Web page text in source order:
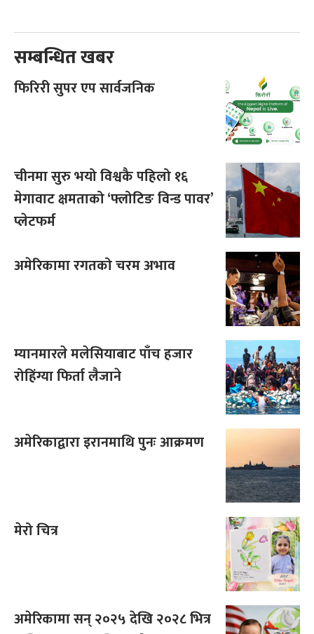
सम्बन्धित खबर
फिरिरी सुपर एप सार्वजनिक
चीनमा सुरु भयो विश्वकै पहिलो १६
मेगावाट क्षमताको ‘फ्लोटिङ विन्ड पावर’
प्लेटफर्म
अमेरिकामा रगतको चरम अभाव
म्यानमारले मलेसियाबाट पाँच हजार
रोहिंग्या फिर्ता लैजाने
अमेरिकाद्वारा इरानमाथि पुनः आक्रमण
मेरो चित्र
अमेरिकामा सन् २०२५ देखि २०२८ भित्र